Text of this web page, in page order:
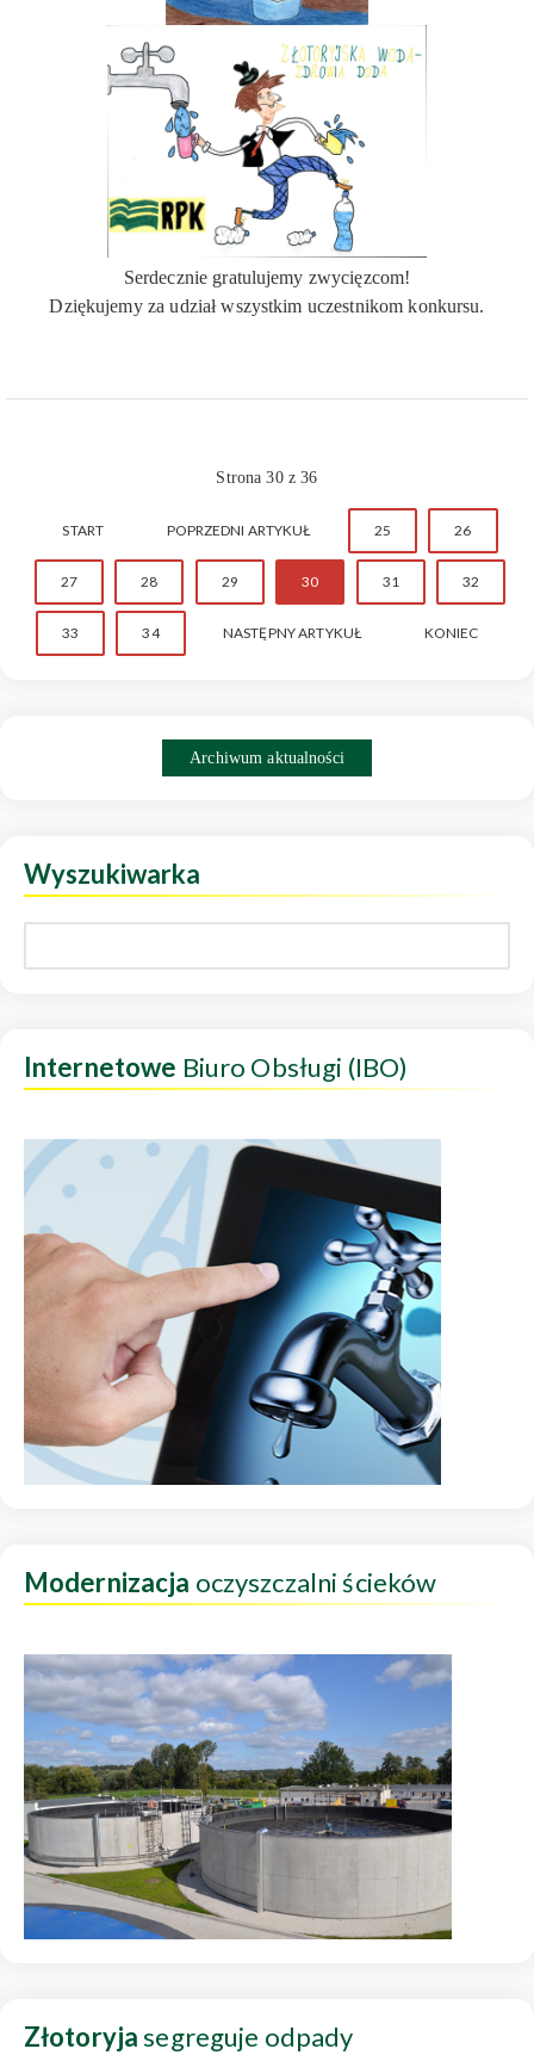
Serdecznie gratulujemy zwycięzcom!
Dziękujemy za udział wszystkim uczestnikom konkursu.
Strona 30 z 36
START POPRZEDNI ARTYKUŁ 25 26
27 28 29 30 31 32
33 34 NASTĘPNY ARTYKUŁ KONIEC
Archiwum aktualności
Wyszukiwarka
Internetowe Biuro Obsługi (IBO)
Modernizacja oczyszczalni ścieków
Złotoryjasegreguje odpady